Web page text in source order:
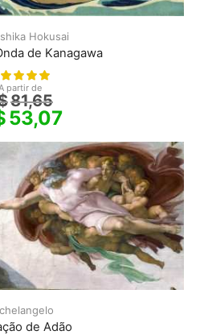
Hokusai
de Kanagawa
A partir de
81,65
53,07
de Adão